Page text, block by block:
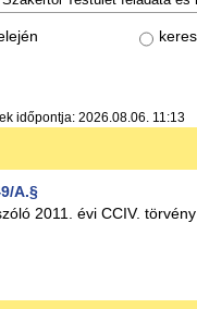
időpontja: 2026.08.06. 11:13
A.§
2011. évi CCIV.